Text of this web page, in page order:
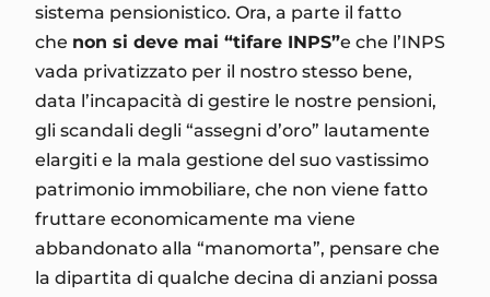
sistema pensionistico. Ora, a parte il fatto
che non si deve mai “tifare INPS”e che l’INPS
vada privatizzato per il nostro stesso bene,
data l’incapacità di gestire le nostre pensioni,
gli scandali degli “assegni d’oro” lautamente
elargiti e la mala gestione del suo vastissimo
patrimonio immobiliare, che non viene fatto
fruttare economicamente ma viene
abbandonato alla “manomorta”, pensare che
la dipartita di qualche decina di anziani possa